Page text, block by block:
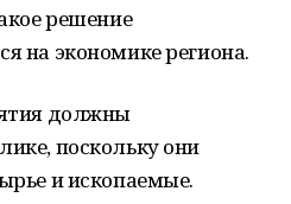
решение
на экономике региона.
должны
поскольку они
и ископаемые.